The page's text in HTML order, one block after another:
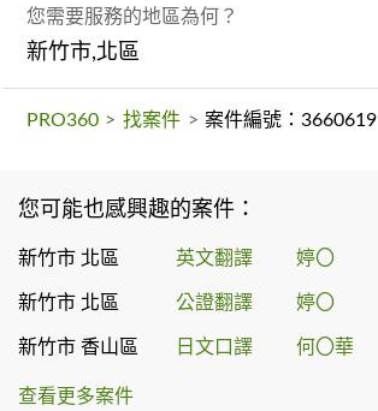
您需要服務的地區為何？
新竹市,北區
PRO360 > 找案件 > 案件編號：3660619
您可能也感興趣的案件：
新竹市 北區 英文翻譯 婷〇
新竹市 北區 公證翻譯 婷〇
新竹市 香山區 日文口譯 何〇華
查看更多案件